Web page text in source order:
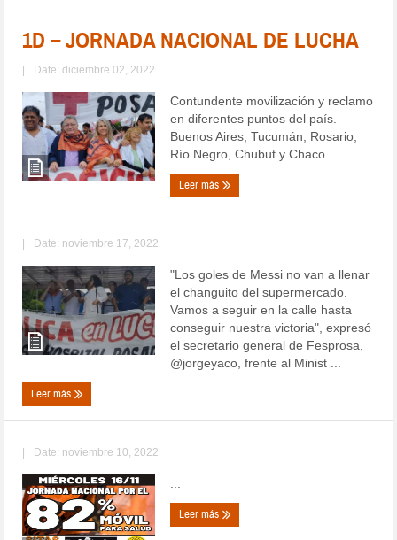
1D – JORNADA NACIONAL DE LUCHA
| Date: diciembre 02, 2022
Contundente movilización y reclamo
en diferentes puntos del país.
Buenos Aires, Tucumán, Rosario,
Río Negro, Chubut y Chaco... ...
Leer más
| Date: noviembre 17, 2022
"Los goles de Messi no van a llenar
el changuito del supermercado.
Vamos a seguir en la calle hasta
conseguir nuestra victoria", expresó
el secretario general de Fesprosa,
@jorgeyaco, frente al Minist ...
Leer más
| Date: noviembre 10, 2022
Leer más